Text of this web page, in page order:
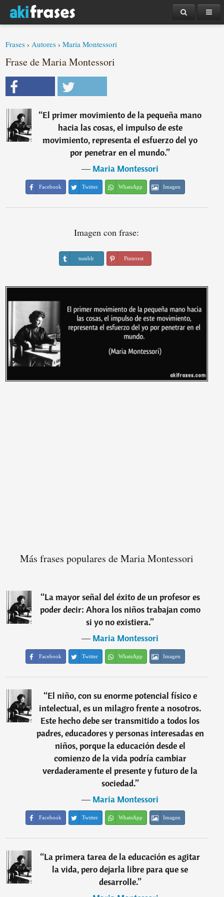
Frases ›Autores ›Maria Montessori
Frase de Maria Montessori
“El primer movimiento de la pequeña mano
hacia las cosas, el impulso de este
movimiento, representa el esfuerzo del yo
por penetrar en el mundo.”
―Maria Montessori
Facebook Twitter WhatsApp Imagen
Imagen con frase:
tumblr Pinterest
Más frases populares de Maria Montessori
“La mayor señal del éxito de un profesor es
poder decir: Ahora los niños trabajan como
si yo no existiera.”
―Maria Montessori
Facebook Twitter WhatsApp Imagen
“El niño, con su enorme potencial físico e
intelectual, es un milagro frente a nosotros.
Este hecho debe ser transmitido a todos los
padres, educadores y personas interesadas en
niños, porque la educación desde el
comienzo de la vida podría cambiar
verdaderamente el presente y futuro de la
sociedad.”
―Maria Montessori
Facebook Twitter WhatsApp Imagen
“La primera tarea de la educación es agitar
la vida, pero dejarla libre para que se
desarrolle.”